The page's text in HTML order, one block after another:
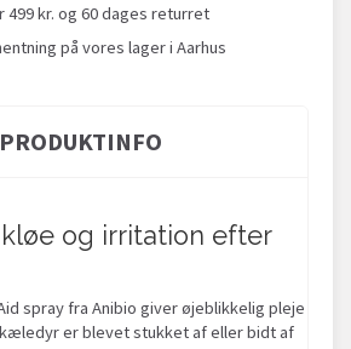
499 kr. og 60 dages returret
på vores lager i Aarhus
PRODUKTINFO
og irritation efter
spray fra Anibio giver øjeblikkelig pleje
er blevet stukket af eller bidt af